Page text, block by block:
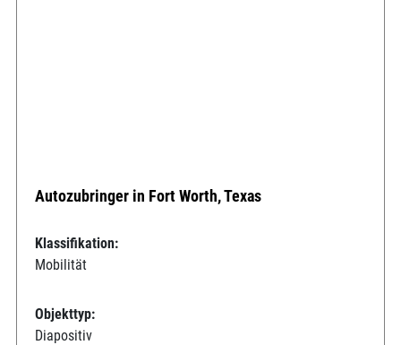
Autozubringer in Fort Worth, Texas
Klassifikation:
Mobilität
Objekttyp:
Diapositiv